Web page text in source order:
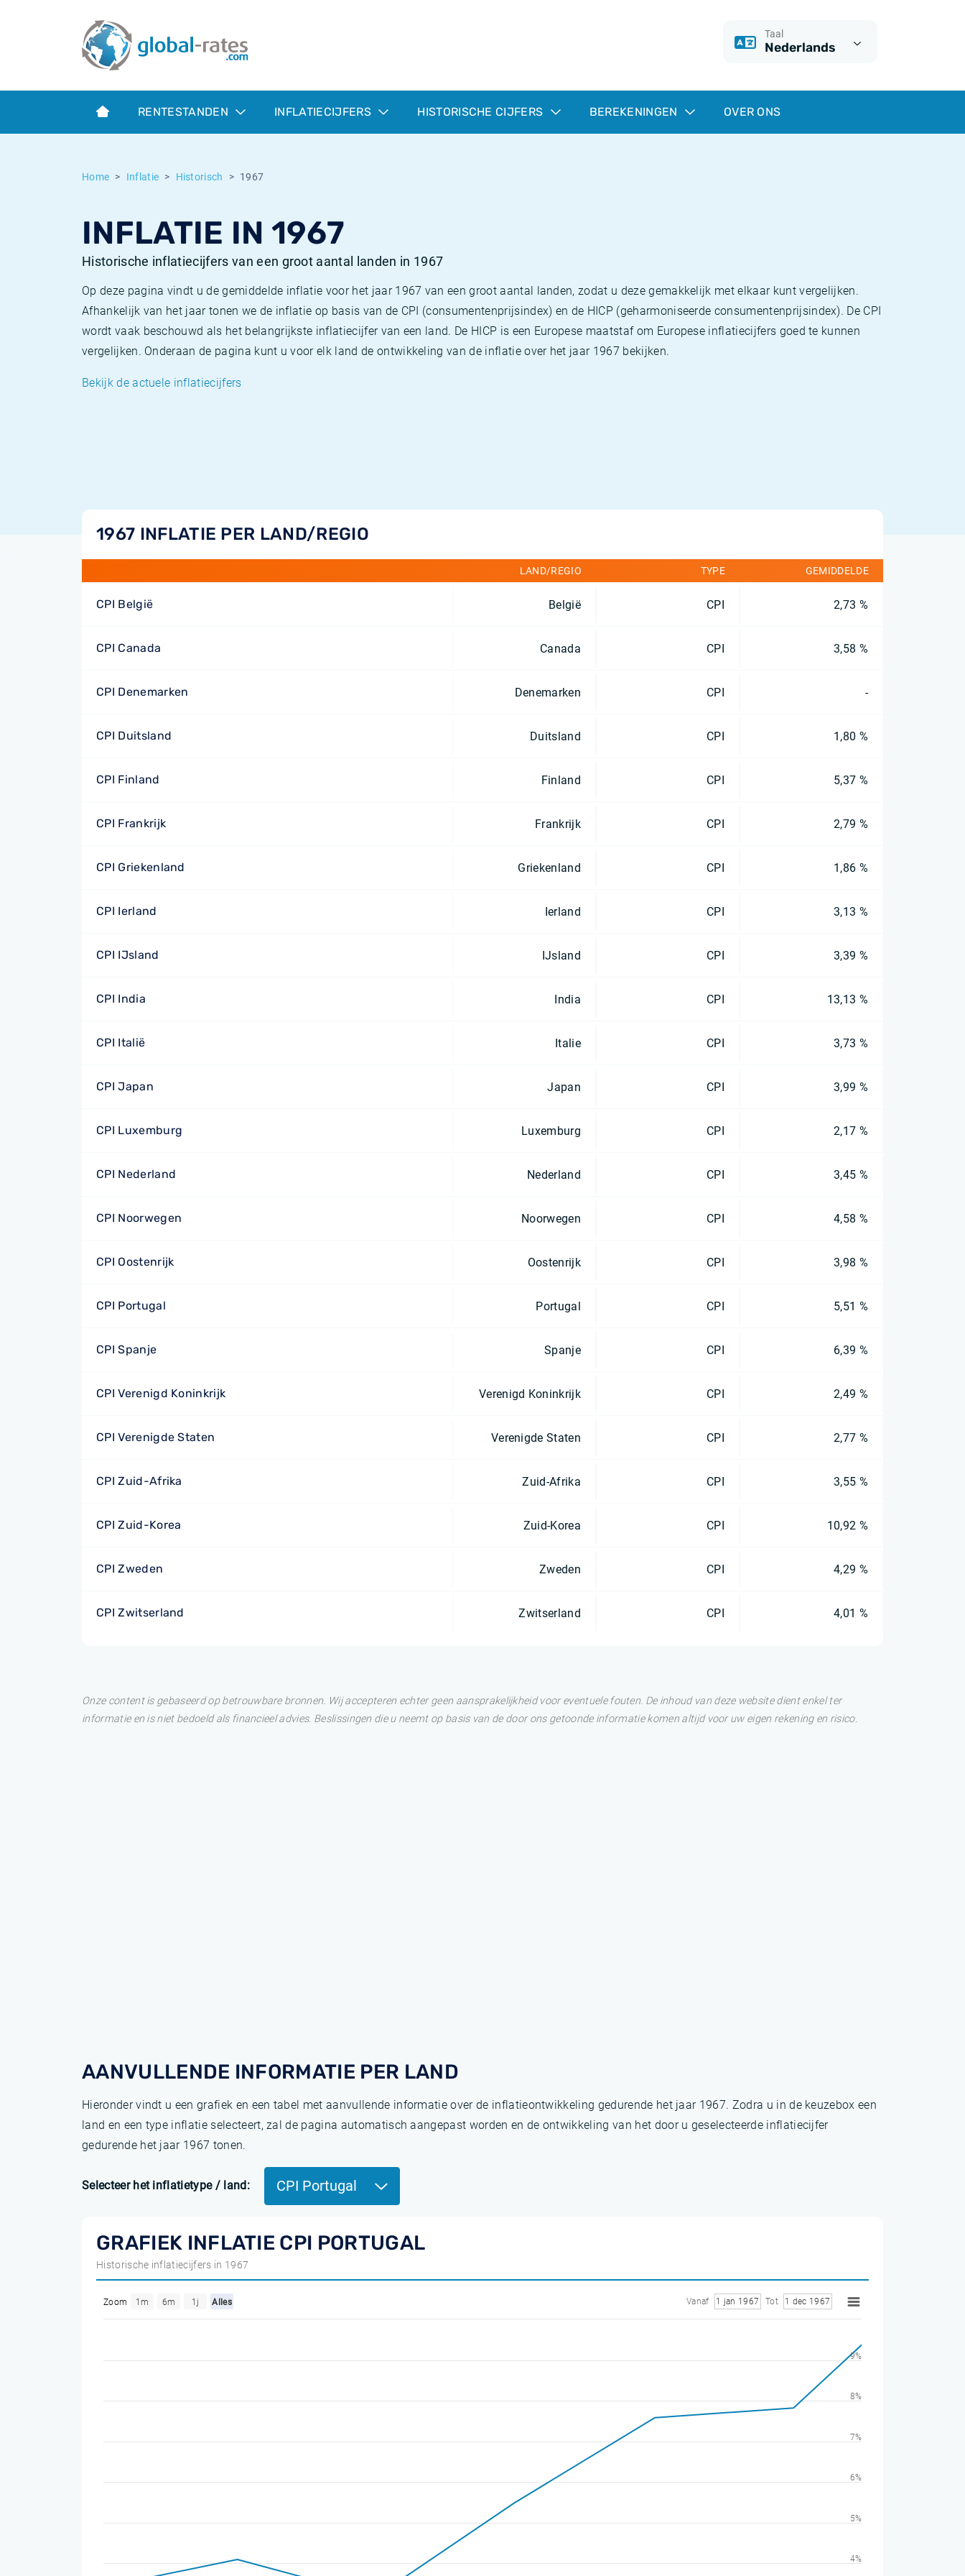
Taal
Nederlands
RENTESTANDEN INFLATIECIJFERS HISTORISCHE CIJFERS BEREKENINGEN OVER ONS
Home Inflatie Historisch 1967
INFLATIE IN 1967
Historische inflatiecijfers van een groot aantal landen in 1967
Op deze pagina vindt u de gemiddelde inflatie voor het jaar 1967 van een groot aantal landen, zodat u deze gemakkelijk met elkaar kunt vergelijken.
Afhankelijk van het jaar tonen we de inflatie op basis van de CPI (consumentenprijsindex) en de HICP (geharmoniseerde consumentenprijsindex). De CPI
wordt vaak beschouwd als het belangrijkste inflatiecijfer van een land. De HICP is een Europese maatstaf om Europese inflatiecijfers goed te kunnen
vergelijken. Onderaan de pagina kunt u voor elk land de ontwikkeling van de inflatie over het jaar 1967 bekijken.
Bekijk de actuele inflatiecijfers
1967 INFLATIE PER LAND/REGIO
LAND/REGIO TYPE GEMIDDELDE
CPI België België CPI 2,73 %
CPI Canada Canada CPI 3,58 %
CPI Denemarken Denemarken CPI -
CPI Duitsland Duitsland CPI 1,80 %
CPI Finland Finland CPI 5,37 %
CPI Frankrijk Frankrijk CPI 2,79 %
CPI Griekenland Griekenland CPI 1,86 %
CPI Ierland Ierland CPI 3,13 %
CPI IJsland IJsland CPI 3,39 %
CPI India India CPI 13,13 %
CPI Italië Italie CPI 3,73 %
CPI Japan Japan CPI 3,99 %
CPI Luxemburg Luxemburg CPI 2,17 %
CPI Nederland Nederland CPI 3,45 %
CPI Noorwegen Noorwegen CPI 4,58 %
CPI Oostenrijk Oostenrijk CPI 3,98 %
CPI Portugal Portugal CPI 5,51 %
CPI Spanje Spanje CPI 6,39 %
CPI Verenigd Koninkrijk Verenigd Koninkrijk CPI 2,49 %
CPI Verenigde Staten Verenigde Staten CPI 2,77 %
CPI Zuid-Afrika Zuid-Afrika CPI 3,55 %
CPI Zuid-Korea Zuid-Korea CPI 10,92 %
CPI Zweden Zweden CPI 4,29 %
CPI Zwitserland Zwitserland CPI 4,01 %
Onze content is gebaseerd op betrouwbare bronnen. Wij accepteren echter geen aansprakelijkheid voor eventuele fouten. De inhoud van deze website dient enkel ter
informatie en is niet bedoeld als financieel advies. Beslissingen die u neemt op basis van de door ons getoonde informatie komen altijd voor uw eigen rekening en risico.
AANVULLENDE INFORMATIE PER LAND
Hieronder vindt u een grafiek en een tabel met aanvullende informatie over de inflatieontwikkeling gedurende het jaar 1967. Zodra u in de keuzebox een
land en een type inflatie selecteert, zal de pagina automatisch aangepast worden en de ontwikkeling van het door u geselecteerde inflatiecijfer
gedurende het jaar 1967 tonen.
Selecteer het inflatietype / land: CPI Portugal
GRAFIEK INFLATIE CPI PORTUGAL
Historische inflatiecijfers in 1967
Zoom 1m 6m 1j Alles Vanaf 1 jan 1967 Tot 1 dec 1967
4%
5%
6%
7%
8%
9%
Term SOFR
Wat is CPI inflatie?
Wat is HICP inflatie?
Europese inflatie - HICP
Euribor historie
ESTER historie
Historische inflatie
Inflatiecalculator